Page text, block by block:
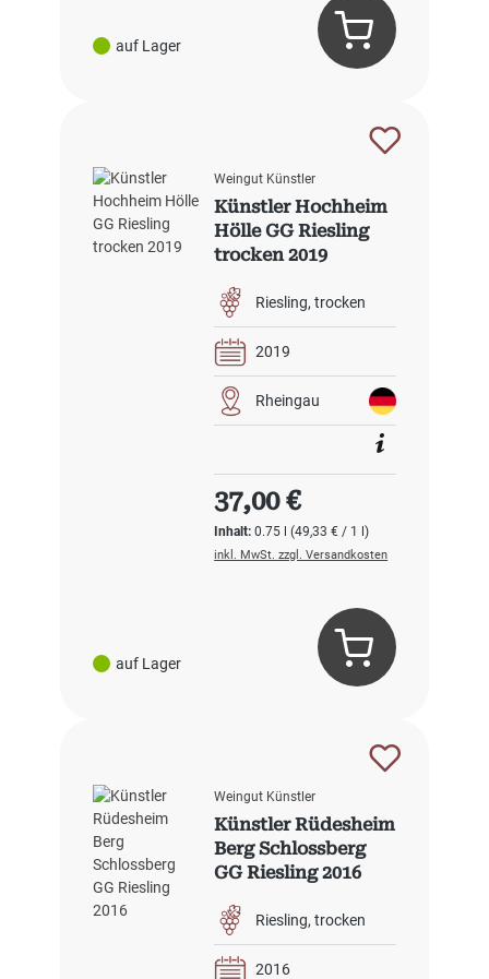
auf Lager
auf Lager
Weingut Künstler
Künstler Hochheim
Hölle GG Riesling
trocken 2019
Riesling trocken
2019
Rheingau
Inhalt:0.75 l(49,33 € / 1 l)
Regulärer Preis:
37,00 €
inkl. MwSt. zzgl. Versandkosten
Weingut Künstler
Künstler Rüdesheim
Berg Schlossberg
GG Riesling 2016
Riesling trocken
2016